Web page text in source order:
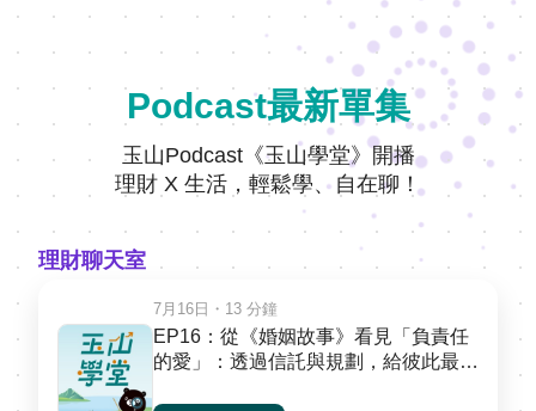
Podcast最新單集
玉山Podcast《玉山學堂》開播
理財 X 生活，輕鬆學、自在聊！
理財聊天室
7月16日 ・13 分鐘
EP16：從《婚姻故事》看見「負責任
的愛」：透過信託與規劃，給彼此最溫